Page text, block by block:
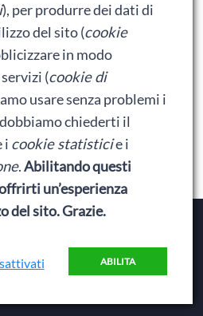
Privacy Policy
), per produrre dei dati di
del sito (cookie
in modo
(cookie di
usare senza problemi i
chiederti il
i cookie statisticie i
.Abilitando questi
un’esperienza
del sito. Grazie.
ABILITA